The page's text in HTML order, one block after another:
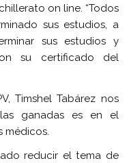
on line. “Todos
sus estudios, a
sus estudios y
su certificado del
Timshel Tabárez nos
ganadas es en el
médicos.
reducir el tema de